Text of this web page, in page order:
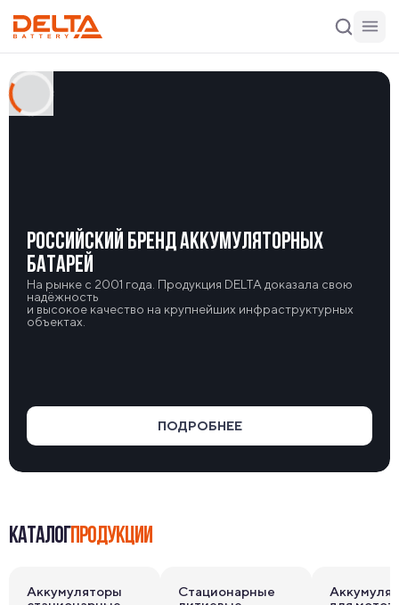
РОССИЙСКИЙ БРЕНД АККУМУЛЯТОРНЫХ
БАТАРЕЙ
На рынке с 2001 года. Продукция DELTA доказала свою
надёжность
и высокое качество на крупнейших инфраструктурных
объектах.
ПОДРОБНЕЕ
КАТАЛОГПРОДУКЦИИ
Аккумуляторы
Стационарные